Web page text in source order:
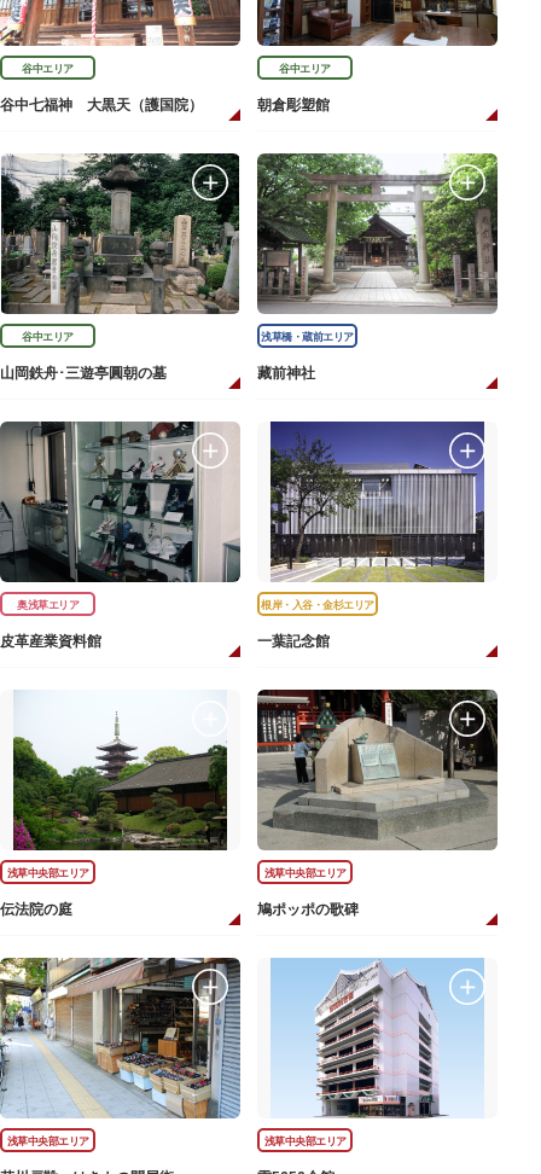
谷中エリア
谷中七福神 大黒天（護国院）
谷中エリア
朝倉彫塑館
谷中エリア
山岡鉄舟･三遊亭圓朝の墓
浅草橋・蔵前エリア
藏前神社
奥浅草エリア
皮革産業資料館
根岸・入谷・金杉エリア
一葉記念館
浅草中央部エリア
伝法院の庭
浅草中央部エリア
鳩ポッポの歌碑
浅草中央部エリア 浅草中央部エリア